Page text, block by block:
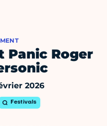
Panic Roger
2026
Festivals